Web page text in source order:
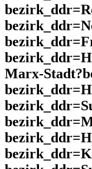
Marx-